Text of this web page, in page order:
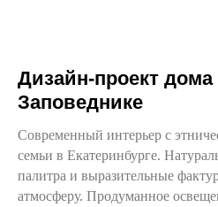
Дизайн-проект дома
Заповеднике
Современный интерьер с
семьи в Екатеринбурге.
палитра и выразительные
атмосферу. Продуманное